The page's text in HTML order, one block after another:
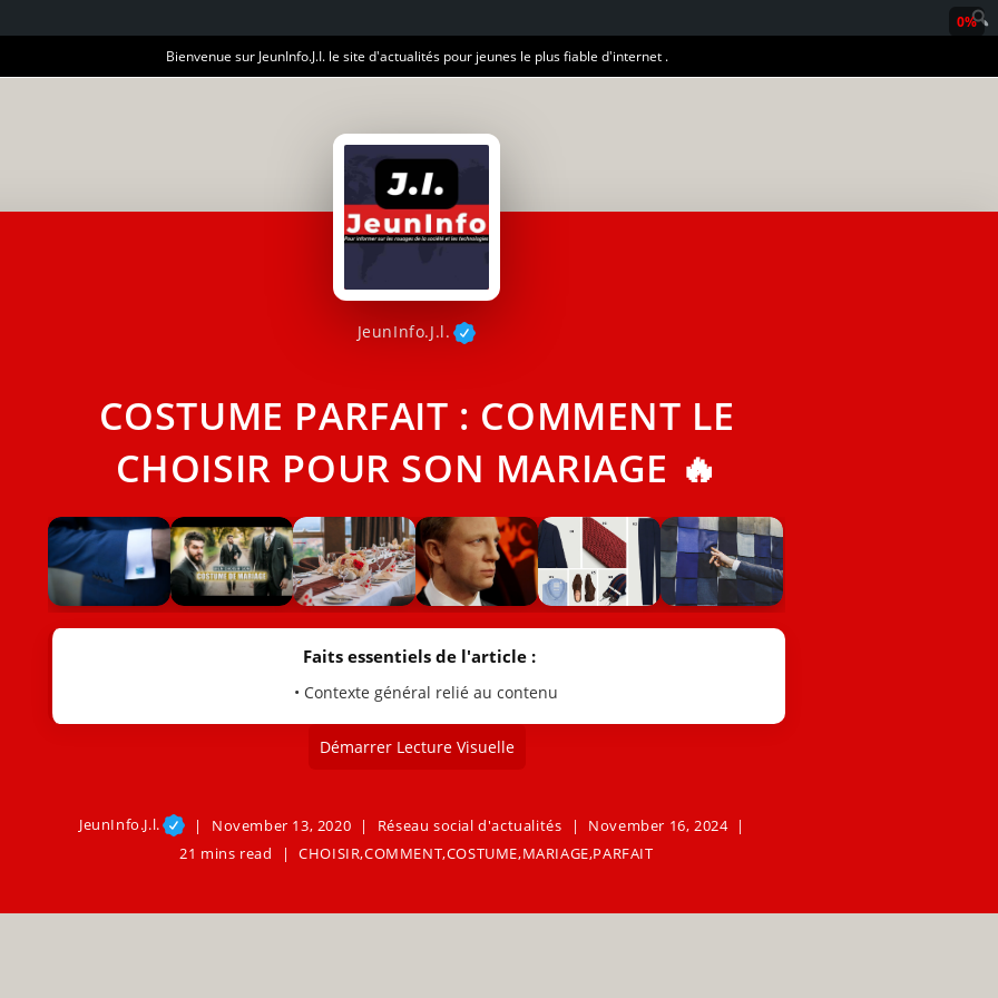
Bienvenue sur JeunInfo.J.I. le site d'actualités pour jeunes le plus fiable d'internet .
JeunInfo.J.l.
COSTUME PARFAIT : COMMENT LE
CHOISIR POUR SON MARIAGE 🔥
Faits essentiels de l'article :
• Contexte général relié au contenu
Démarrer Lecture Visuelle
JeunInfo.J.l. November 13, 2020 Réseau social d'actualités
November 16, 2024
21 mins read
CHOISIR,COMMENT,COSTUME,MARIAGE,PARFAIT
0%